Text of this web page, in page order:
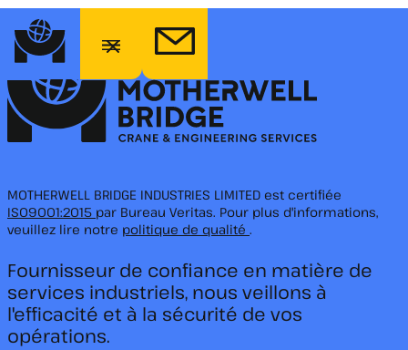
MOTHERWELL BRIDGE INDUSTRIES LIMITED est certifiée
ISO9001:2015 par Bureau Veritas. Pour plus d'informations,
veuillez lire notre politique de qualité .
Fournisseur de confiance en matière de
services industriels, nous veillons à
l'efficacité et à la sécurité de vos
opérations.